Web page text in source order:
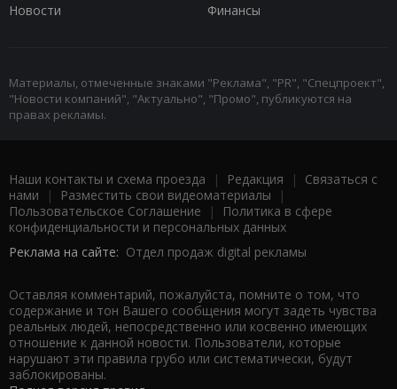
Новости
Финансы
Материалы, отмеченные знаками "Реклама", "PR", "Спецпроект",
"Новости компаний", "Актуально", "Промо", публикуются на
правах рекламы.
Наши контакты и схема проезда | Редакция | Связаться с
нами | Разместить свои видеоматериалы |
Пользовательское Соглашение |
Политика в сфере
конфиденциальности и персональных данных
Реклама на сайте: Отдел продаж digital рекламы
Оставляя комментарий, пожалуйста, помните о том, что
содержание и тон Вашего сообщения могут задеть чувства
реальных людей, непосредственно или косвенно имеющих
отношение к данной новости. Пользователи, которые
нарушают эти правила грубо или систематически, будут
заблокированы.